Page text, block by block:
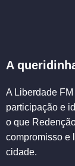
A
A Liberdade
participação e
o que
compromisso e
cidade.